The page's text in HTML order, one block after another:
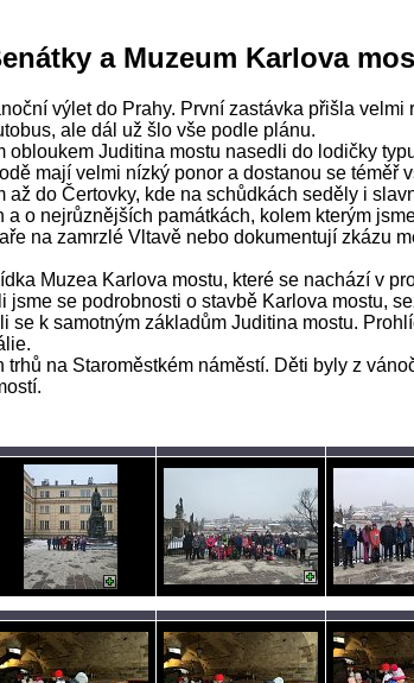
a Muzeum Karlova
výlet do Prahy. První zastávka přišla
ale dál už šlo vše podle plánu.
Juditina mostu nasedli do lodičky
mají velmi nízký ponor a dostanou se téměř
až do Čertovky, kde na schůdkách seděly i
o nejrůznějších památkách, kolem kterým
na zamrzlé Vltavě nebo dokumentují zkázu
Muzea Karlova mostu, které se nachází v
se podrobnosti o stavbě Karlova mostu,
se k samotným základům Juditina mostu.
na Staroměstkém náměstí. Děti byly z